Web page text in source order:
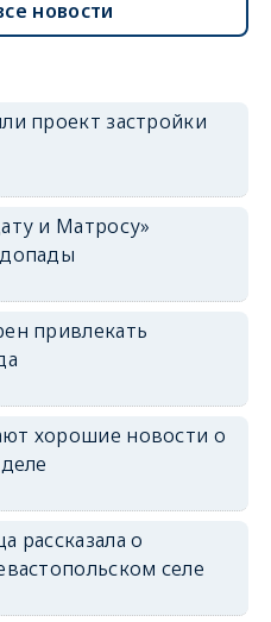
новости
проект застройки
и Матросу»
привлекать
хорошие новости о
рассказала о
селе